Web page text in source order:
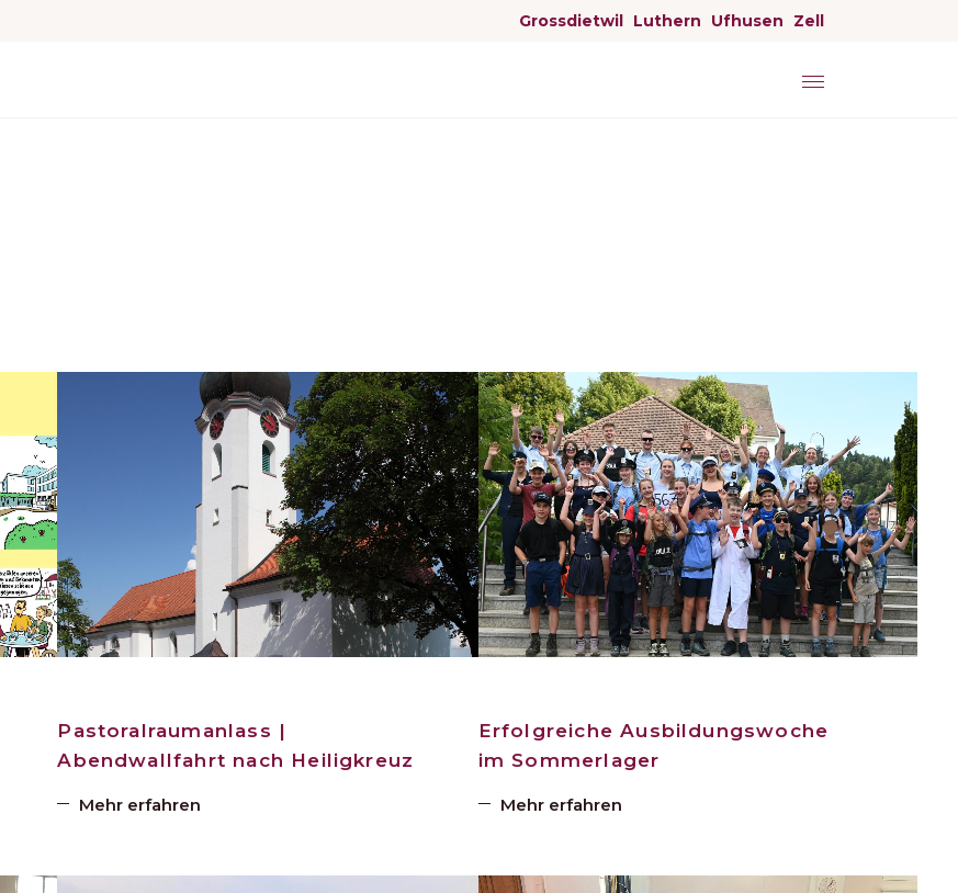
Grossdietwil Luthern Ufhusen Zell
Pastoralraumanlass |
Abendwallfahrt nach Heiligkreuz
Mehr erfahren
Erfolgreiche Ausbildungswoche
im Sommerlager
Mehr erfahren